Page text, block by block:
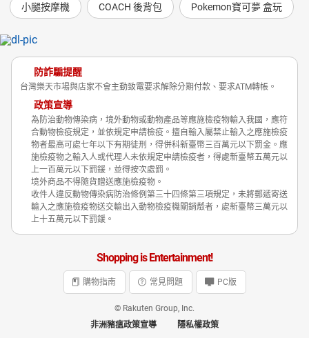
小腿按摩機 COACH 後背包 Pokemon寶可夢 盒玩
防詐騙提醒
台灣樂天市場與店家不會主動致電要求解除分期付款、要求ATM轉帳。
政策宣導
為防治動物傳染病，境外動物或動物產品等應施檢疫物輸入我國，應符
合動物檢疫規定，並依規定申請檢疫。擅自輸入屬禁止輸入之應施檢疫
物者最高可處七年以下有期徒刑，得併科新臺幣三百萬元以下罰金。應
施檢疫物之輸入人或代理人未依規定申請檢疫者，得處新臺幣五萬元以
上一百萬元以下罰鍰，並得按次處罰。
境外商品不得隨貨贈送應施檢疫物。
收件人違反動物傳染病防治條例第三十四條第三項規定，未將郵遞寄送
輸入之應施檢疫物送交輸出入動物檢疫機關銷燬者，處新臺幣三萬元以
上十五萬元以下罰鍰。
Shopping is Entertainment!
購物指南 常見問題 PC版
© Rakuten Group, Inc.
非洲豬瘟政策宣導
隱私權政策